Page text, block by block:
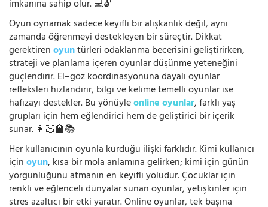
imkanına sahip olur. 💻🔓
Oyun oynamak sadece keyifli bir alışkanlık değil, aynı
zamanda öğrenmeyi destekleyen bir süreçtir. Dikkat
gerektirenoyuntürleri odaklanma becerisini geliştirirken,
strateji ve planlama içeren oyunlar düşünme yeteneğini
güçlendirir. El–göz koordinasyonuna dayalı oyunlar
refleksleri hızlandırır, bilgi ve kelime temelli oyunlar ise
hafızayı destekler. Bu yönüyleonline oyunlar, farklı yaş
grupları için hem eğlendirici hem de geliştirici bir içerik
sunar. 👩🏻‍🏫📚
Her kullanıcının oyunla kurduğu ilişki farklıdır. Kimi kullanıcı
içinoyun, kısa bir mola anlamına gelirken; kimi için günün
yorgunluğunu atmanın en keyifli yoludur. Çocuklar için
renkli ve eğlenceli dünyalar sunan oyunlar, yetişkinler için
stres azaltıcı bir etki yaratır. Online oyunlar, tek başına